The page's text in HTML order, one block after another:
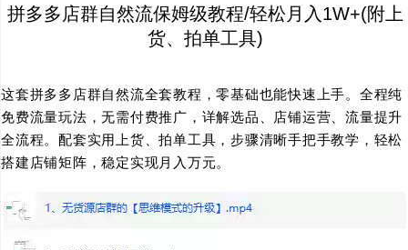
拼多多店群自然流保姆级教程/轻松月入1W+(附上
货、拍单工具)
这套拼多多店群自然流全套教程，零基础也能快速上手。全程纯
免费流量玩法，无需付费推广，详解选品、店铺运营、流量提升
全流程。配套实用上货、拍单工具，步骤清晰手把手教学，轻松
搭建店铺矩阵，稳定实现月入万元。